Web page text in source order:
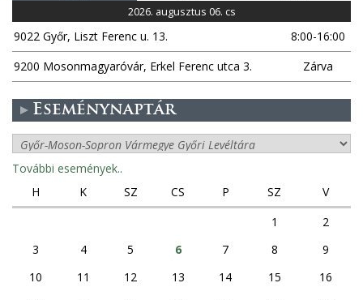
2026. augusztus 06. cs
9022 Győr, Liszt Ferenc u. 13.
8:00-16:00
9200 Mosonmagyaróvár, Erkel Ferenc utca 3.
Zárva
Eseménynaptár
További események..
H
K SZ CS P SZ
V
1
2
3
4 5 6 7 8
9
10
11 12 13 14 15
16